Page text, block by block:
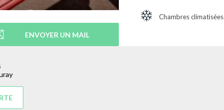
ENVOYER UN MAIL
Chambres climatisées